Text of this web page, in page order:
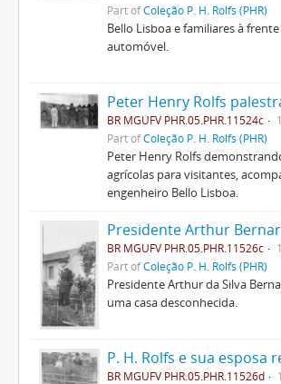
Part ofColeção P. H. Rolfs (PHR)
Bello Lisboa e familiares à
automóvel.
BR MGUFV PHR.05.PHR.11524c
Part ofColeção P. H. Rolfs (PHR)
Peter Henry Rolfs
agrícolas para visitantes,
engenheiro Bello Lisboa.
Presidente Arthur
BR MGUFV PHR.05.PHR.11526c
Part ofColeção P. H. Rolfs (PHR)
Presidente Arthur da Silva
uma casa desconhecida.
BR MGUFV PHR.05.PHR.11526d